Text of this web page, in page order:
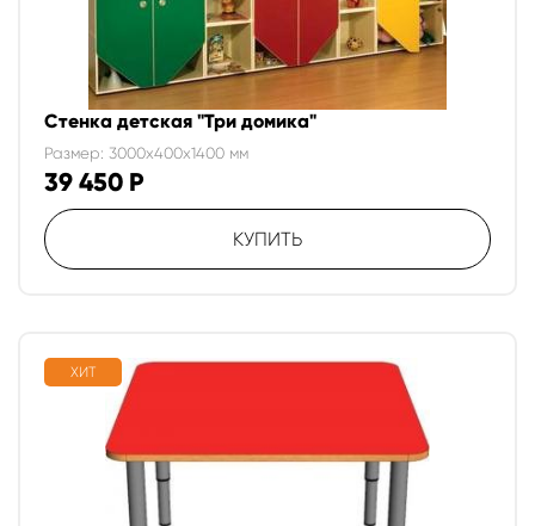
Стенка детская "Три домика"
Размер: 3000x400x1400 мм
39 450 Р
КУПИТЬ
ХИТ